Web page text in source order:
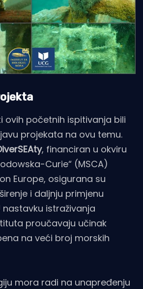
ovih početnih ispitivanja bili
projekata na ovu temu.
, financiran u okviru
Curie“ (MSCA)
Europe, osigurana su
i daljnju primjenu
nastavku istraživanja
proučavaju učinak
na veći broj morskih
mora radi na unapređenju